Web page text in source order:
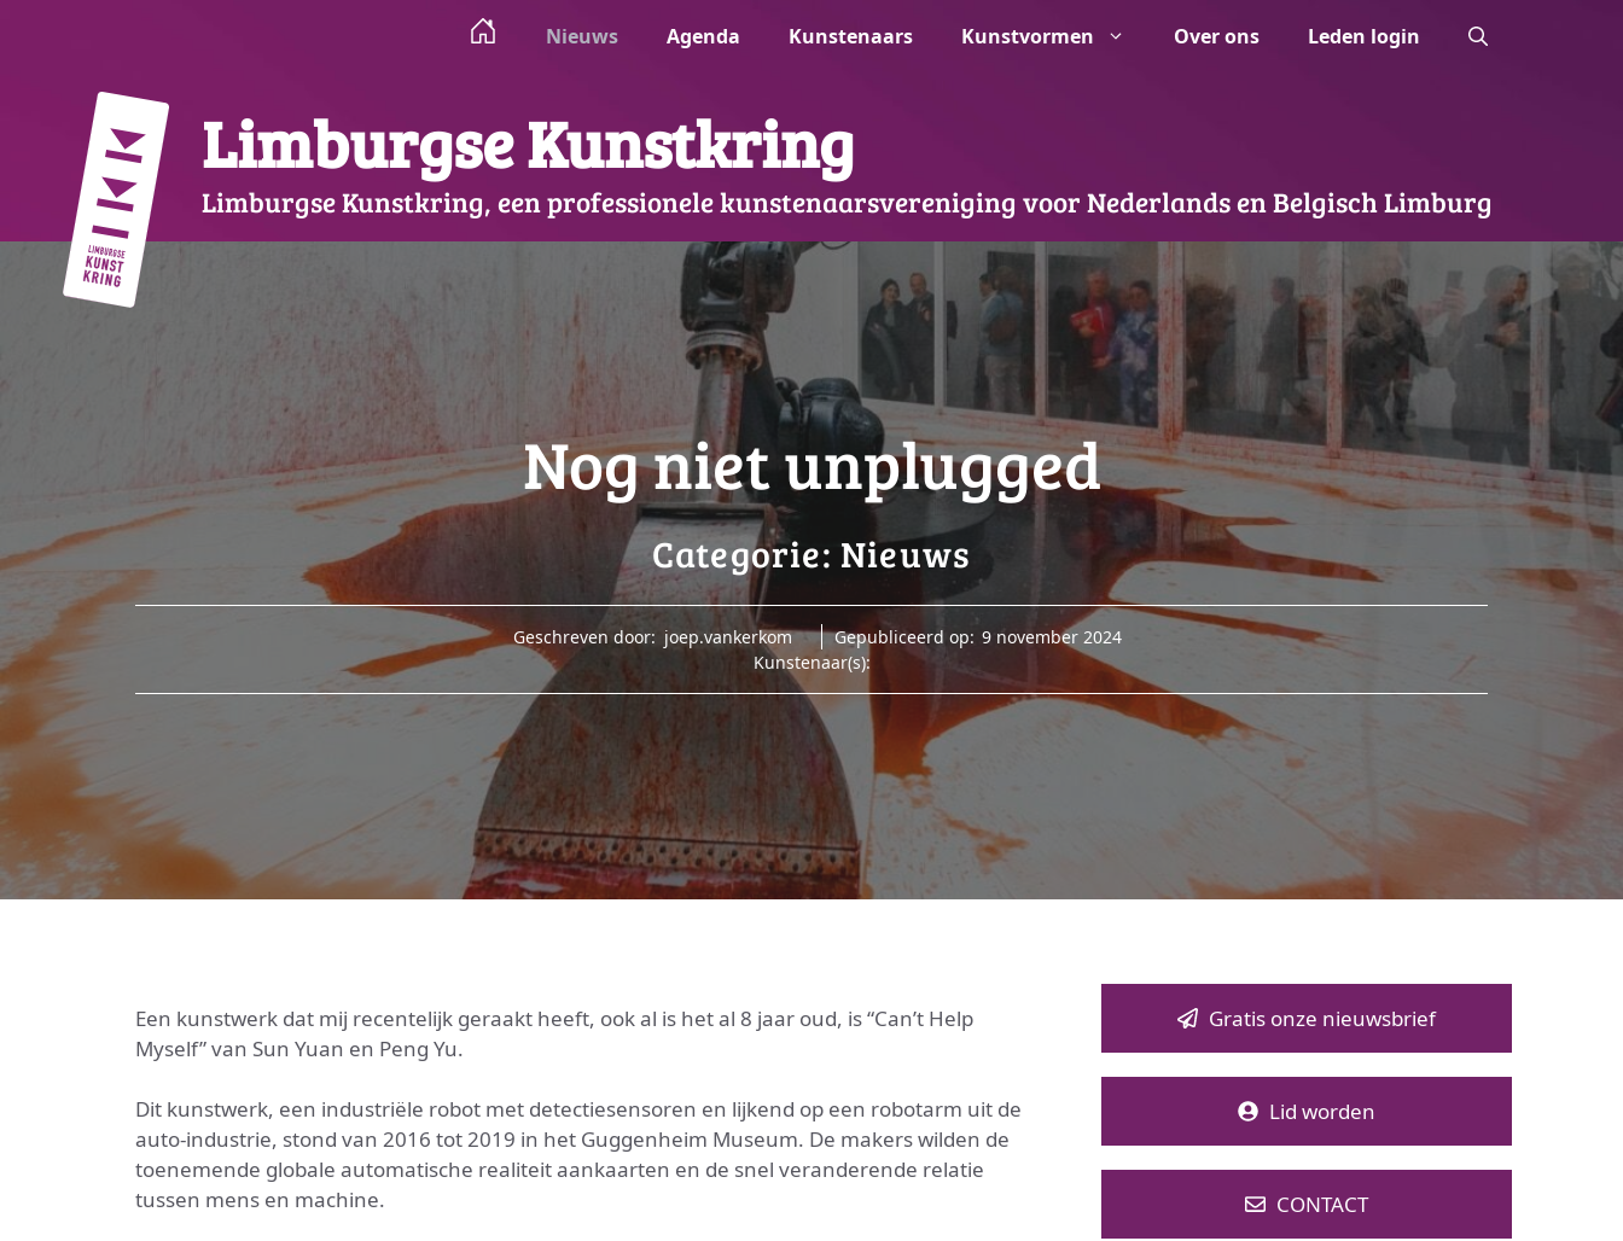
Nieuws Agenda Kunstenaars Kunstvormen Over ons Leden login
Limburgse Kunstkring
Limburgse Kunstkring, een professionele kunstenaarsvereniging voor Nederlands en Belgisch Limburg
Nog niet unplugged
Categorie: Nieuws
Geschreven door: joep.vankerkom Gepubliceerd op: 9 november 2024
Kunstenaar(s):
Een kunstwerk dat mij recentelijk geraakt heeft, ook al is het al 8 jaar oud, is “Can’t Help
Myself” van Sun Yuan en Peng Yu.
Dit kunstwerk, een industriële robot met detectiesensoren en lijkend op een robotarm uit de
auto-industrie, stond van 2016 tot 2019 in het Guggenheim Museum. De makers wilden de
toenemende globale automatische realiteit aankaarten en de snel veranderende relatie
tussen mens en machine.
Gratis onze nieuwsbrief
Lid worden
CONTACT